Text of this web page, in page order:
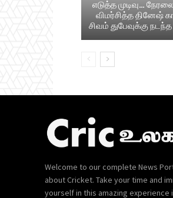
எடுத்த முடிவு…
விமர்சித்த தினேஷ்
சிவம் துபேவுக்கு
Welcome to our complete News
about Cricket. Take your time and
yourself in this amazing experience